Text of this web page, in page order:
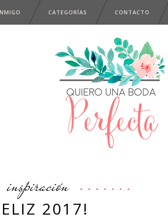
CATEGORÍAS CONTACTO
inspiración
2017!